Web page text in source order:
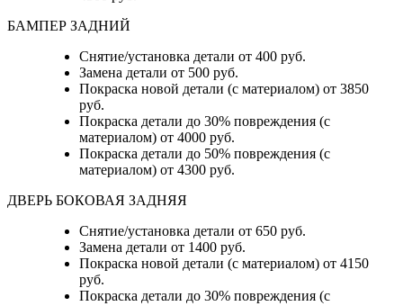
БАМПЕР ЗАДНИЙ
Снятие/установка детали от 400 руб.
Замена детали от 500 руб.
Покраска новой детали (с материалом) от 3850
руб.
Покраска детали до 30% повреждения (с
материалом) от 4000 руб.
Покраска детали до 50% повреждения (с
материалом) от 4300 руб.
ДВЕРЬ БОКОВАЯ ЗАДНЯЯ
Снятие/установка детали от 650 руб.
Замена детали от 1400 руб.
Покраска новой детали (с материалом) от 4150
руб.
Покраска детали до 30% повреждения (с